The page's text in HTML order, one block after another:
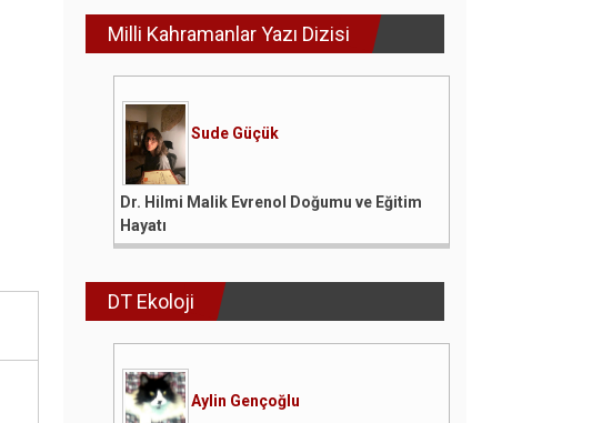
Milli Kahramanlar Yazı Dizisi
Sude Güçük
Dr. Hilmi Malik Evrenol Doğumu ve Eğitim
Hayatı
DT Ekoloji
Aylin Gençoğlu